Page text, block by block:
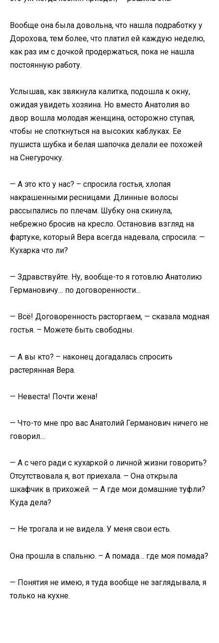
Вообще она была довольна, что нашла подработку у
Дорохова, тем более, что платил ей каждую неделю,
как раз им с дочкой продержаться, пока не нашла
постоянную работу.
Услышав, как звякнула калитка, подошла к окну,
ожидая увидеть хозяина. Но вместо Анатолия во
двор вошла молодая женщина, осторожно ступая,
чтобы не споткнуться на высоких каблуках. Ее
пушиста шубка и белая шапочка делали ее похожей
на Снегурочку.
— А это кто у нас? – спросила гостья, хлопая
накрашенными ресницами. Длинные волосы
рассыпались по плечам. Шубку она скинула,
небрежно бросив на кресло. Остановив взгляд на
фартуке, который Вера всегда надевала, спросила: —
Кухарка что ли?
— Здравствуйте. Ну, вообще-то я готовлю Анатолию
Германовичу… по договоренности…
— Всё! Договоренность расторгаем, — сказала модная
гостья. – Можете быть свободны.
— А вы кто? – наконец догадалась спросить
растерянная Вера.
— Невеста! Почти жена!
— Что-то мне про вас Анатолий Германович ничего не
говорил…
— А с чего ради с кухаркой о личной жизни говорить?
Отсутствовала я, вот приехала. – Она открыла
шкафчик в прихожей. — А где мои домашние туфли?
Куда дела?
— Не трогала и не видела. У меня свои есть.
Она прошла в спальню. – А помада… где моя помада?
— Понятия не имею, я туда вообще не заглядывала, я
только на кухне.